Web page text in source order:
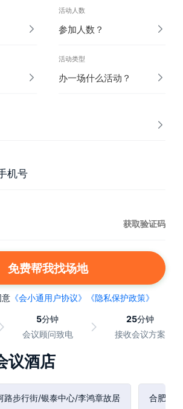
活动人数
参加人数？
活动类型
办一场什么活动？
获取验证码
免费帮我找场地
《会小通用户协议》 《隐私保护政策》
5分钟
会议顾问致电
25分钟
接收会议方案
议酒店
路步行街/银泰中心/李鸿章故居 合肥南站